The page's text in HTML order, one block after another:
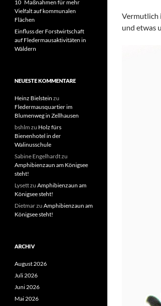
Vermutlich
und etwas
10 Maßnahmen für mehr
Vielfalt auf kommunalen
Flächen
Einfluss der Forstwirtschaft
auf Fledermausaktivitäten in
Wäldern
NEUESTE KOMMENTARE
Heinz Bielstein zu
Fledermausquartier im
Blumenweg in Zellhausen
bshlm zu Holz fürs
Bienenhotel in der
Walinusschule
Sabine Engelhardtzu
Amphibienzaun am Königsee
steht!
Lysettzu Amphibienzaun am
Königsee steht!
Dietmarzu Amphibienzaun am
Königsee steht!
ARCHIV
August 2026
Juli 2026
Juni 2026
Mai 2026